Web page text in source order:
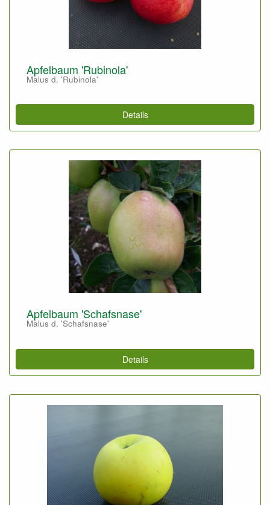
Apfelbaum 'Rubinola'
Malus d. 'Rubinola'
Details
Apfelbaum 'Schafsnase'
Malus d. 'Schafsnase'
Details